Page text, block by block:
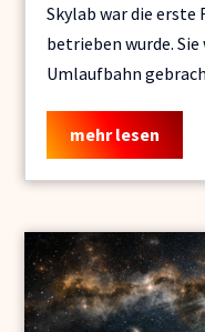
Skylab war die erste
betrieben wurde. Sie
Umlaufbahn
mehr lesen